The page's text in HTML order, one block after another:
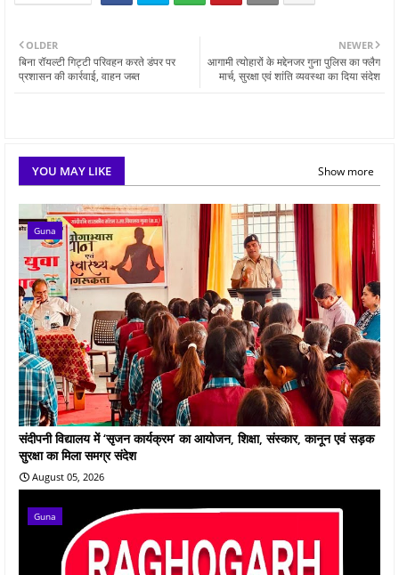
NEWER
आगामी त्योहारों के मद्देनजर गुना पुलिस का फ्लैग
मार्च, सुरक्षा एवं शांति व्यवस्था का दिया संदेश
OLDER
बिना रॉयल्टी गिट्टी परिवहन करते डंपर पर
प्रशासन की कार्रवाई, वाहन जब्त
YOU MAY LIKE Show more
Guna
संदीपनी विद्यालय में ‘सृजन कार्यक्रम’ का आयोजन, शिक्षा, संस्कार, कानून एवं सड़क
सुरक्षा का मिला समग्र संदेश
August 05, 2026
Guna